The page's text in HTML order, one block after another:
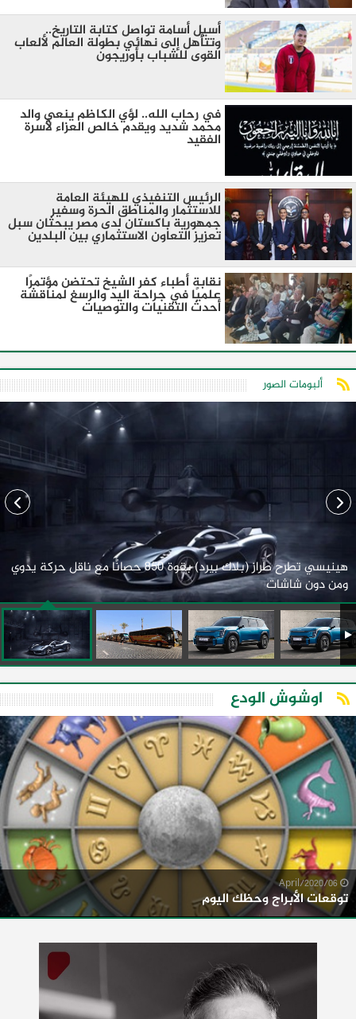
أسيل أسامة تواصل كتابة التاريخ..
وتتأهل إلى نهائي بطولة العالم لألعاب
القوى للشباب بأوريجون
في رحاب الله.. لؤي الكاظم ينعي والد
محمد شديد ويقدم خالص العزاء لأسرة
الفقيد
الرئيس التنفيذي للهيئة العامة
للاستثمار والمناطق الحرة وسفير
جمهورية باكستان لدى مصر يبحثان سبل
تعزيز التعاون الاستثماري بين البلدين
نقابة أطباء كفر الشيخ تحتضن مؤتمرًا
علميًا في جراحة اليد والرسغ لمناقشة
أحدث التقنيات والتوصيات
ألبومات الصور
هينيسي تطرح طراز (بلاك بيرد) بقوة 850 حصانًا مع ناقل حركة يدوي
ومن دون شاشات
اوشوش الودع
توقعات الأبراج وحظك اليوم